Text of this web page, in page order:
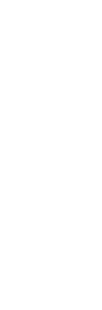
au schimbat lumea;
și
fenomene
o învățare